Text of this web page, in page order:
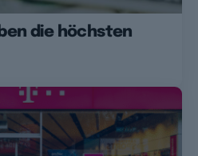
die höchsten